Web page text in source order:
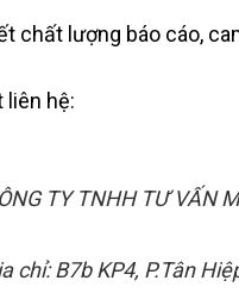
chất lượng báo cáo,
liên hệ:
TY TNHH TƯ VẤN
chỉ: B7b KP4, P.Tân